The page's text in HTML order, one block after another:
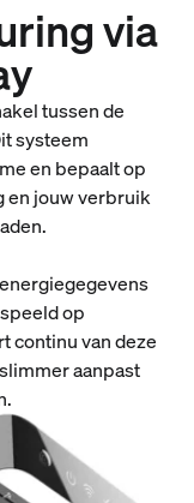
via
tussen de
systeem
en bepaalt op
en jouw verbruik
op
continu van deze
aanpast